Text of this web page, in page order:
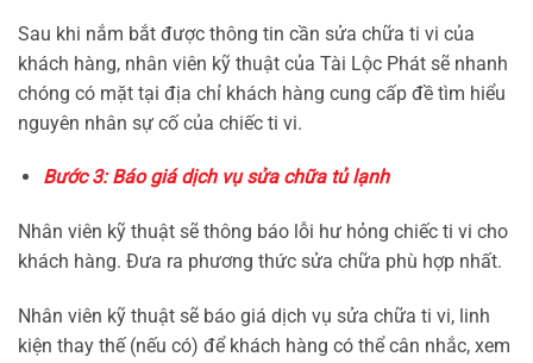
Sau khi nắm bắt được thông tin cần sửa chữa ti vi của
khách hàng, nhân viên kỹ thuật của Tài Lộc Phát sẽ nhanh
chóng có mặt tại địa chỉ khách hàng cung cấp đề tìm hiểu
nguyên nhân sự cố của chiếc ti vi.
Bước 3: Báo giá dịch vụ sửa chữa tủ lạnh
Nhân viên kỹ thuật sẽ thông báo lỗi hư hỏng chiếc ti vi cho
khách hàng. Đưa ra phương thức sửa chữa phù hợp nhất.
Nhân viên kỹ thuật sẽ báo giá dịch vụ sửa chữa ti vi, linh
kiện thay thế (nếu có) để khách hàng có thể cân nhắc, xem